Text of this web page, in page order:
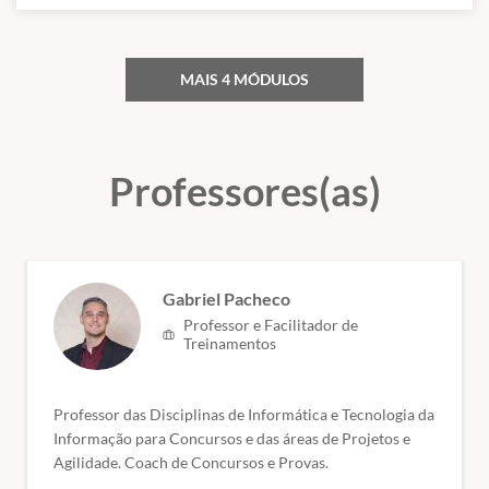
disponibilidade. Mecanismos de segurança: criptografia, assinatura
digital, garantia de integridade, controle de acesso e certificação
digital.
Gestão e Governança de TI: Planejamento Estratégico. Alinhamento
entre estratégias de tecnologia da informação e de negócio.
Fundamentos da ITIL (Versão 4). Fundamentos de COBIT (versão 5).
MAIS 4 MÓDULOS
Professores(as)
Gabriel Pacheco
Professor e Facilitador de
Treinamentos
Professor das Disciplinas de Informática e Tecnologia da
Informação para Concursos e das áreas de Projetos e
Agilidade. Coach de Concursos e Provas.